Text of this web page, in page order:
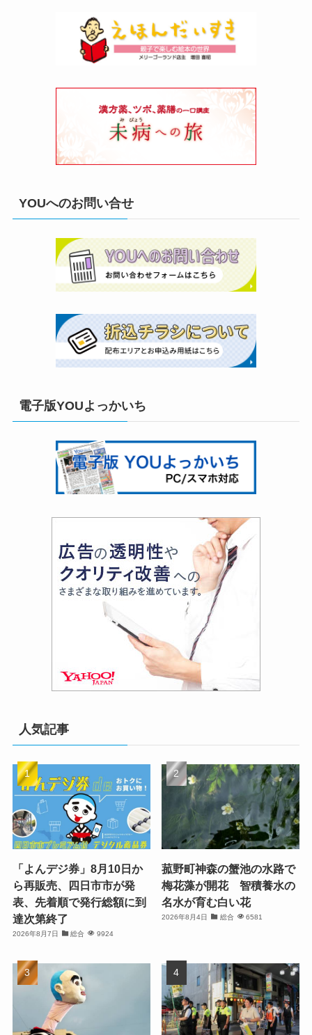
YOUへのお問い合せ
電子版YOUよっかいち
人気記事
「よんデジ券」8月10日か
ら再販売、四日市市が発
表、先着順で発行総額に到
達次第終了
2026年8月7日 総合 9924
菰野町神森の蟹池の水路で
梅花藻が開花 智積養水の
名水が育む白い花
2026年8月4日 総合 6581